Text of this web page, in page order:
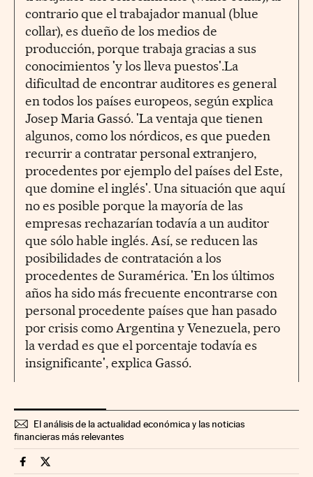
contrario que el trabajador manual (blue
collar), es dueño de los medios de
producción, porque trabaja gracias a sus
conocimientos 'y los lleva puestos'.La
dificultad de encontrar auditores es general
en todos los países europeos, según explica
Josep Maria Gassó. 'La ventaja que tienen
algunos, como los nórdicos, es que pueden
recurrir a contratar personal extranjero,
procedentes por ejemplo del países del Este,
que domine el inglés'. Una situación que aquí
no es posible porque la mayoría de las
empresas rechazarían todavía a un auditor
que sólo hable inglés. Así, se reducen las
posibilidades de contratación a los
procedentes de Suramérica. 'En los últimos
años ha sido más frecuente encontrarse con
personal procedente países que han pasado
por crisis como Argentina y Venezuela, pero
la verdad es que el porcentaje todavía es
insignificante', explica Gassó.
El análisis de la actualidad económica y las noticias
financieras más relevantes
Economia Cinco Días en Facebook
Economia Cinco Días en Twitter